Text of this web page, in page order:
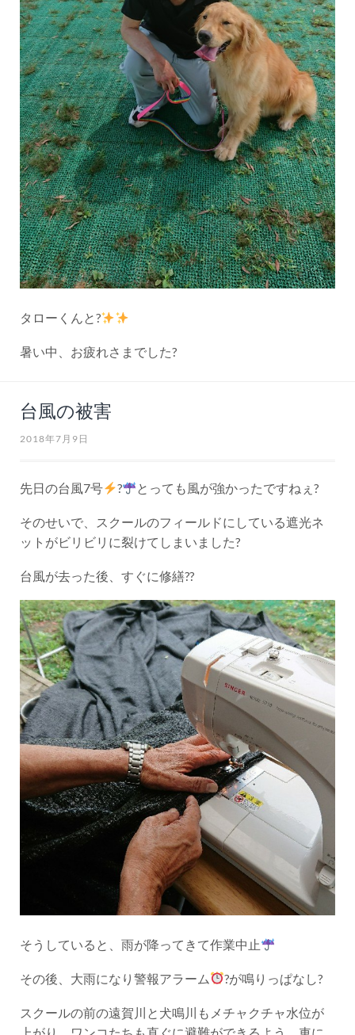
タローくんと?
暑い中、お疲れさまでした?
台風の被害
2018年7月9日
先日の台風7号 ? とっても風が強かったですねぇ?
そのせいで、スクールのフィールドにしている遮光ネ
ットがビリビリに裂けてしまいました?
台風が去った後、すぐに修繕??
そうしていると、雨が降ってきて作業中止
その後、大雨になり警報アラーム ?が鳴りっぱなし?
スクールの前の遠賀川と犬鳴川もメチャクチャ水位が
上がり、ワンコたちも直ぐに避難ができるよう、車に